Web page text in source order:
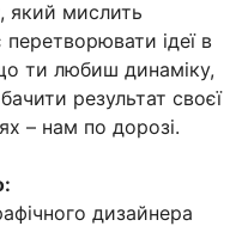
, який мислить
ідеї в
ти любиш динаміку,
результат своєї
– нам по дорозі.
дизайнера